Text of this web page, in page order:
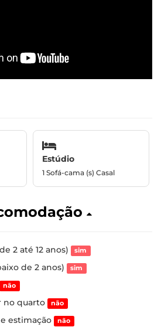
Estúdio
1 Sofá-cama (s) Casal
2 até 12 anos) sim
de 2 anos) sim
não
no quarto não
estimação não